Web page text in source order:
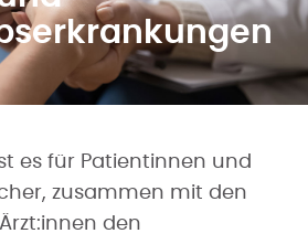
es für Patientinnen und
zusammen mit den
den